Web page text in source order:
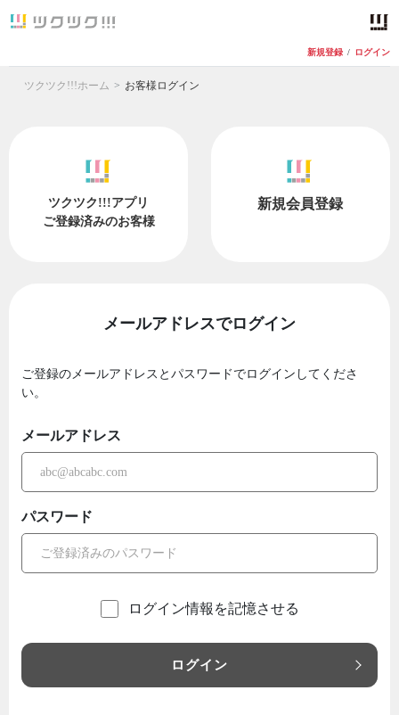
新規登録 / ログイン
ツクツク!!!ホーム お客様ログイン
ツクツク!!!アプリ
ご登録済みのお客様
新規会員登録
メールアドレスでログイン
ご登録のメールアドレスとパスワードでログインしてくださ
い。
メールアドレス
パスワード
ログイン情報を記憶させる
ログイン